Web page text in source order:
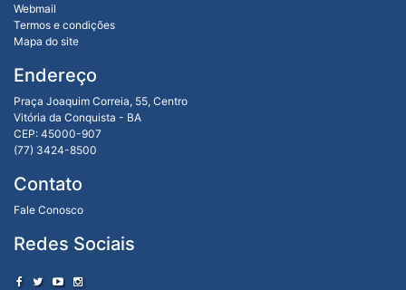
Webmail
Termos e condições
Mapa do site
Endereço
Praça Joaquim Correia, 55, Centro
Vitória da Conquista - BA
CEP: 45000-907
(77) 3424-8500
Contato
Fale Conosco
Redes Sociais